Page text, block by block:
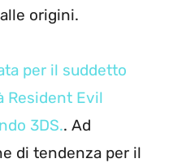
origini.
per il suddetto
Resident Evil
3DS.. Ad
di tendenza per il